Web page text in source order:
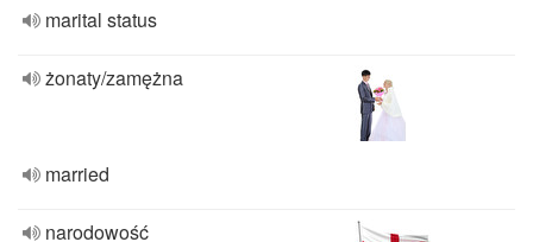
marital status
żonaty/zamężna
married
narodowość